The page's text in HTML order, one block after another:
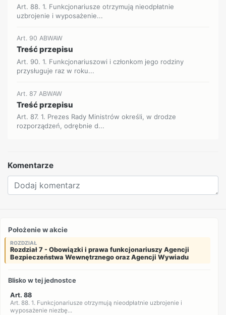
Art. 88. 1. Funkcjonariusze otrzymują nieodpłatnie
uzbrojenie i wyposażenie...
Art. 90 ABWAW
Treść przepisu
Art. 90. 1. Funkcjonariuszowi i członkom jego rodziny
przysługuje raz w roku...
Art. 87 ABWAW
Treść przepisu
Art. 87. 1. Prezes Rady Ministrów określi, w drodze
rozporządzeń, odrębnie d...
Komentarze
Położenie w akcie
ROZDZIAŁ
Rozdział 7 - Obowiązki i prawa funkcjonariuszy Agencji
Bezpieczeństwa Wewnętrznego oraz Agencji Wywiadu
Blisko w tej jednostce
Art. 88
Art. 88. 1. Funkcjonariusze otrzymują nieodpłatnie uzbrojenie i
wyposażenie niezbę...